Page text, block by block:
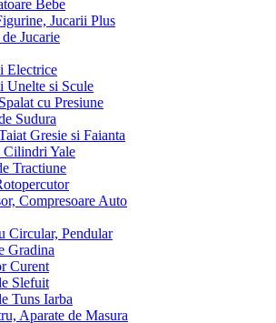
Bebe
Jucarii Plus
Jucarie
Electrice
Unelte si Scule
cu Presiune
Sudura
Gresie si Faianta
Cilindri Yale
Tractiune
Compresoare Auto
Circular, Pendular
Gradina
Curent
Slefuit
Tuns Iarba
Aparate de Masura